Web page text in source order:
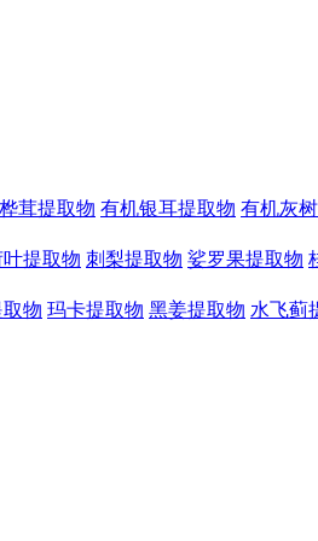
茸提取物 有机银耳提取物 有机灰
叶提取物 刺梨提取物 娑罗果提取物
物 玛卡提取物 黑姜提取物 水飞蓟